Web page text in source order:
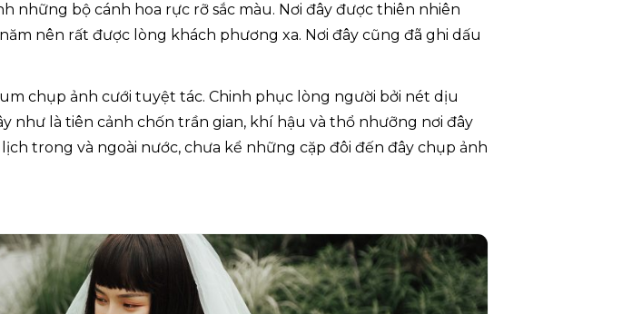
những bộ cánh hoa rực rỡ sắc màu. Nơi đây được thiên nhiên
nên rất được lòng khách phương xa. Nơi đây cũng đã ghi dấu
chụp ảnh cưới tuyệt tác. Chinh phục lòng người bởi nét dịu
như là tiên cảnh chốn trần gian, khí hậu và thổ nhưỡng nơi đây
trong và ngoài nước, chưa kể những cặp đôi đến đây chụp ảnh